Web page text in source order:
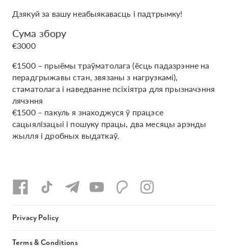
Дзякуй за вашу неабыякавасць і падтрымку!
Сума збору
€3000
€1500 – прыёмы траўматолага (ёсць падазрэнне на
перадгрыжавы стан, звязаны з нагрузкамі),
стаматолага і наведванне псіхіятра для прызначэння
лячэння
€1500 – пакуль я знаходжуся ў працэсе
сацыялізацыі і пошуку працы, два месяцы арэнды
жылля і дробных выдаткаў.
Privacy Policy
Terms & Conditions